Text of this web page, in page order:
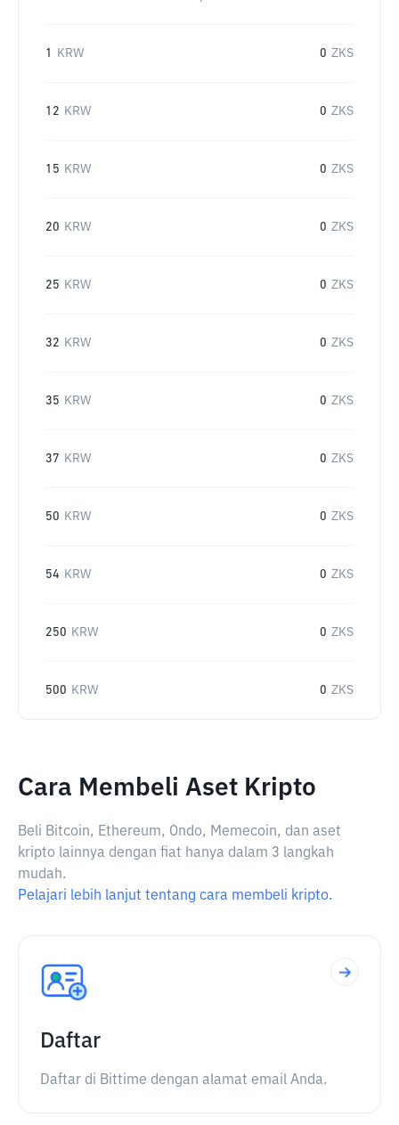
1 KRW 0 ZKS
12 KRW 0 ZKS
15 KRW 0 ZKS
20 KRW 0 ZKS
25 KRW 0 ZKS
32 KRW 0 ZKS
35 KRW 0 ZKS
37 KRW 0 ZKS
50 KRW 0 ZKS
54 KRW 0 ZKS
250 KRW 0 ZKS
500 KRW 0 ZKS
Cara Membeli Aset Kripto
Beli Bitcoin, Ethereum, Ondo, Memecoin, dan aset
kripto lainnya dengan fiat hanya dalam 3 langkah
mudah.
Pelajari lebih lanjut tentang cara membeli kripto.
Daftar
Daftar di Bittime dengan alamat email Anda.